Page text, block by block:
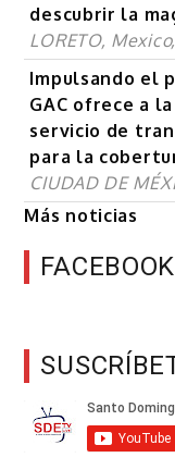
descubrir la
LORETO,
Impulsando el
GAC ofrece a
servicio de
para la
CIUDAD DE
Más noticias
FACEBOOK